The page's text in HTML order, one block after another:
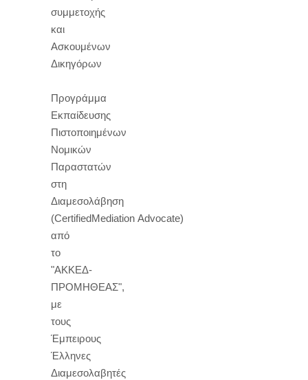
συμμετοχής
και
Ασκουμένων
Δικηγόρων
Προγράμμα
Εκπαίδευσης
Πιστοποιημένων
Νομικών
Παραστατών
στη
Διαμεσολάβηση
(CertifiedMediation Advocate)
από
το
"ΑΚΚΕΔ-
ΠΡΟΜΗΘΕΑΣ",
με
τους
Έμπειρους
Έλληνες
Διαμεσολαβητές